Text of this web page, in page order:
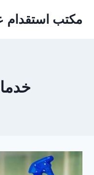
مكتب استقدام